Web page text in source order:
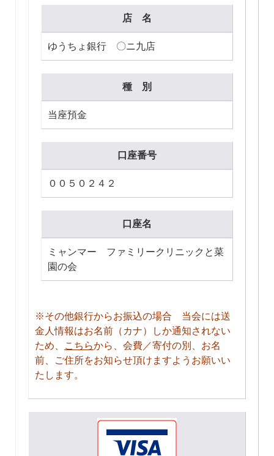
店 名
ゆうちょ銀行 〇ニ九店
種 別
当座預金
口座番号
００５０２４２
口座名
ミャンマー ファミリークリニックと菜
園の会
※その他銀行からお振込の場合 当会には送
金人情報はお名前（カナ）しか通知されない
ため、
こちらから、会費／寄付の別、お名
前、ご住所をお知らせ頂けますようお願いい
たします。